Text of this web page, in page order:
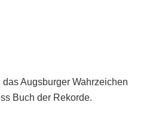
Augsburger Wahrzeichen
Buch der Rekorde.